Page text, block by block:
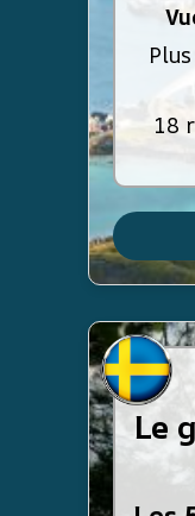
18
Le